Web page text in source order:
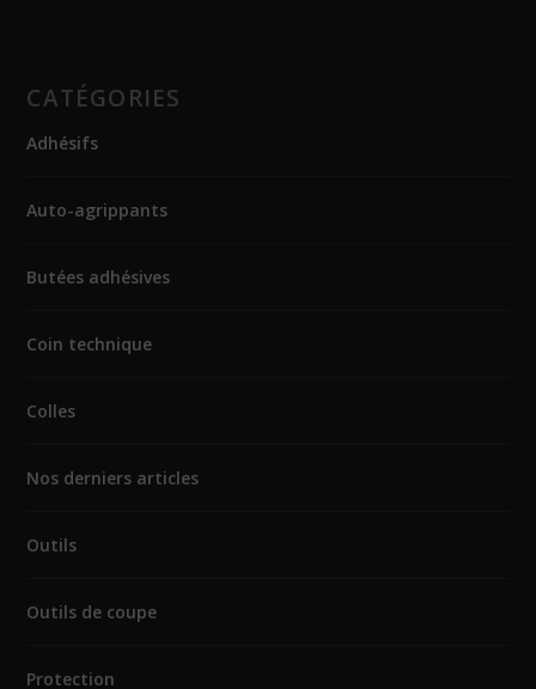
CATÉGORIES
Adhésifs
Auto-agrippants
Butées adhésives
Coin technique
Colles
Nos derniers articles
Outils
Outils de coupe
Protection